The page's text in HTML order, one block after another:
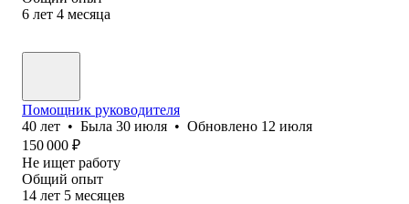
6 лет 4 месяца
Помощник руководителя
40 лет • Была 30 июля • Обновлено 12 июля
150 000 ₽
Не ищет работу
Общий опыт
14 лет 5 месяцев